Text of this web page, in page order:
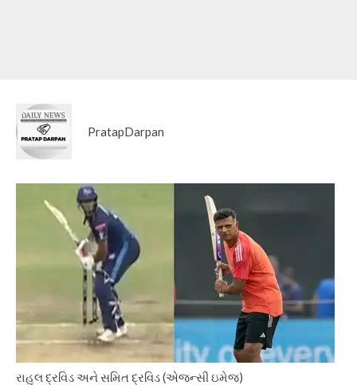
PratapDarpan
રાહુલ દ્રવિડ અને સમિત દ્રવિડ (એજન્સી ઇમેજ)